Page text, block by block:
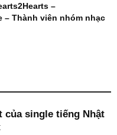
–
– Thành viên nhóm nhạc
của single tiếng Nhật